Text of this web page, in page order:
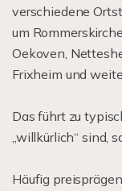
verschiedene
um
Oekoven,
Frixheim und
Das führt zu
„willkürlich“ sind,
Häufig